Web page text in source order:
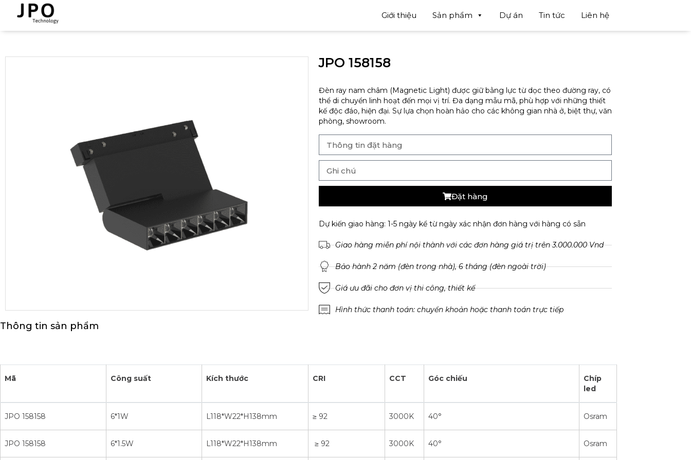
Giới thiệu Sản phẩm Dự án Tin tức Liên hệ
JPO 158158
Đèn ray nam châm (Magnetic Light) được giữ bằng lực từ dọc theo đường ray, có
thể di chuyển linh hoạt đến mọi vị trí. Đa dạng mẫu mã, phù hợp với những thiết
kế độc đáo, hiện đại. Sự lựa chọn hoàn hảo cho các không gian nhà ở, biệt thự, văn
phòng, showroom.
Đặt hàng
Dự kiến giao hàng: 1-5 ngày kể từ ngày xác nhận đơn hàng với hàng có sẵn
Giao hàng miễn phí nội thành với các đơn hàng giá trị trên 3.000.000 Vnd
Bảo hành 2 năm (đèn trong nhà), 6 tháng (đèn ngoài trời)
Giá ưu đãi cho đơn vị thi công, thiết kế
Hình thức thanh toán: chuyển khoản hoặc thanh toán trực tiếp
Thông tin sản phẩm
Mã Công suất Kích thước CRI CCT Góc chiếu
Chíp
led
JPO 158158 6*1W L118*W22*H138mm ≥ 92 3000K 40° Osram
JPO 158158 6*1.5W L118*W22*H138mm ≥ 92 3000K 40° Osram